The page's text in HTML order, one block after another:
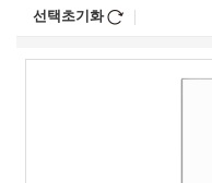
선택초기화